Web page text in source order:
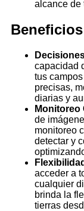
alcance de
capacidad
tus
precisas,
diarias y
Monitoreo
de
monitoreo
detectar y
acceder a
cualquier
brinda la
tierras